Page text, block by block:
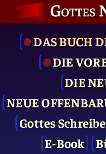
Gottes
DAS BUCH
DIE
DIE
NEUE
Gottes
E-Book